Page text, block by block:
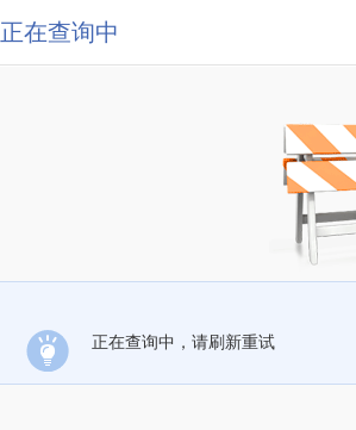
正在查询中
正在查询中，请刷新重试